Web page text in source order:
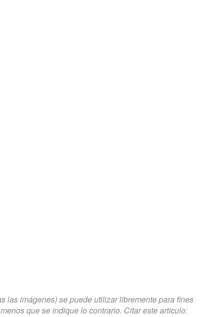
las imágenes) se puede utilizar libremente para fines
que se indique lo contrario. Citar este artículo: